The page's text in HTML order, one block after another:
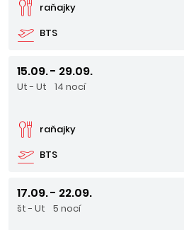
BTS
raňajky
15.09. - 29.09.
Ut - Ut 14 nocí
BTS
raňajky
17.09. - 22.09.
št - Ut 5 nocí